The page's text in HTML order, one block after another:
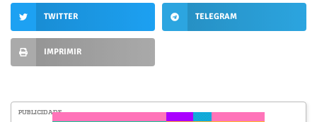
TWITTER TELEGRAM
IMPRIMIR
PUBLICIDADE